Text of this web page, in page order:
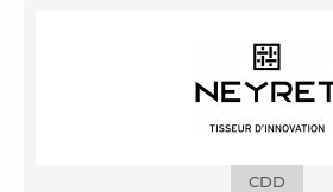
CDD